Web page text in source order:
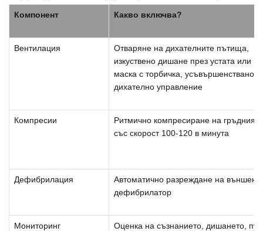
Компонент Какво включва?
Вентилация
Отваряне на дихателните пътища,
изкуствено дишане през устата или
маска с торбичка, усъвършенствано
дихателно управление
Компресии
Ритмично компресиране на гръдния
със скорост 100-120 в минута
Дефибрилация
Автоматично разреждане на външен
дефибрилатор
Мониторинг
Оценка на съзнанието, дишането,